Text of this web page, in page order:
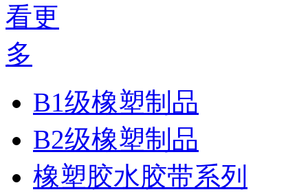
B1级橡塑制品
B2级橡塑制品
橡塑胶水胶带系列